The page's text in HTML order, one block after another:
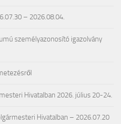
– 2026.08.04.
személyazonosító igazolvány
Hivatalban 2026. július 20-24.
Hivatalban – 2026.07.20